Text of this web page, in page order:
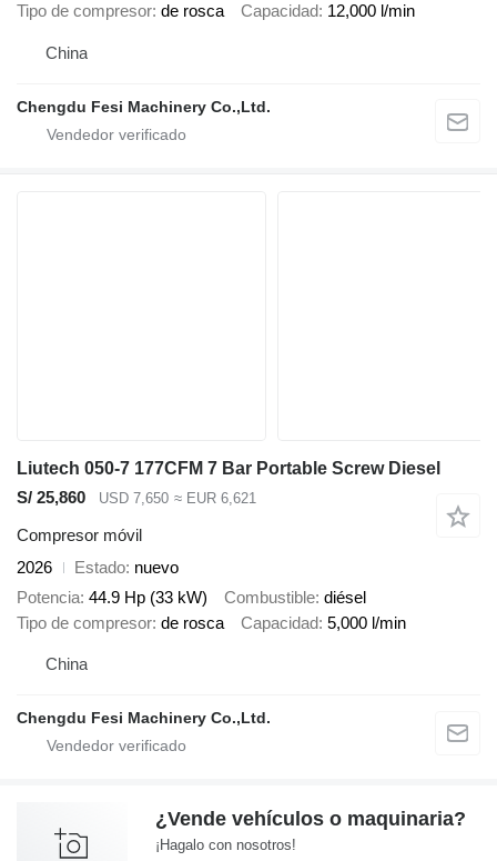
Tipo de compresor de rosca Capacidad 12,000 l/min
China
Chengdu Fesi Machinery Co.,Ltd.
Liutech 050-7 177CFM 7 Bar Portable Screw Diesel
S/ 25,860
USD 7,650 ≈ EUR 6,621
Compresor móvil
2026
Estado nuevo
Potencia 44.9 Hp (33 kW) Combustible diésel
Tipo de compresor de rosca Capacidad 5,000 l/min
China
Chengdu Fesi Machinery Co.,Ltd.
¿Vende vehículos o maquinaria?
¡Hagalo con nosotros!